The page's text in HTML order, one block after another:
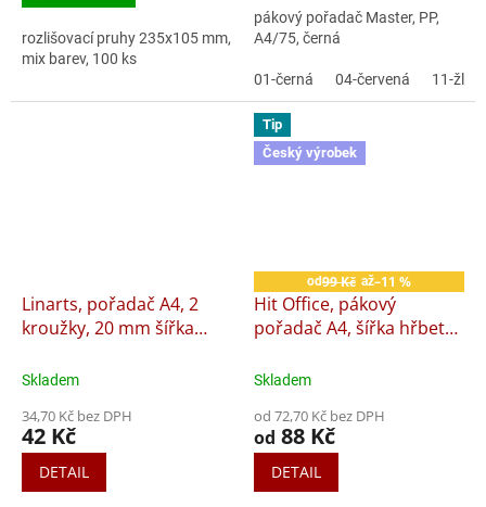
rozlišovací pruhy 235x105 mm,
mix barev, 100 ks
hvězdiček.
pákový pořadač Master, PP,
A4/75, černá
01-černá 04-červená 11-žlutá
Linarts, pořadač A4, 2
kroužky, 20 mm šířka
Skladem
34,70 Kč bez DPH
42 Kč
DETAIL
Tip
Český výrobek
od99 Kč až–11 %
Hit Office, pákový
pořadač A4, šířka hřbetu
Skladem
od 72,70 Kč bez DPH
od 88 Kč
DETAIL